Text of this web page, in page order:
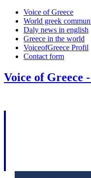
Voice of Greece
World greek
Daly news in english
Greece in the world
VoiceofGreece Profil
Contact form
Voice of Greece